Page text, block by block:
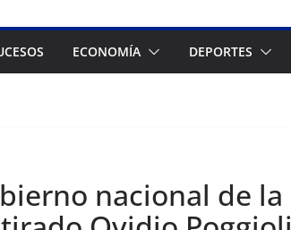
ECONOMÍA DEPORTES
nacional de la